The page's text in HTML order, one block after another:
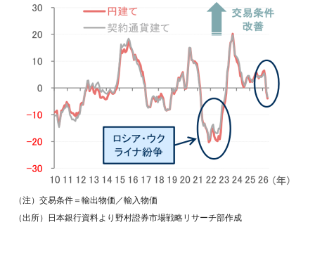
（注）交易条件＝輸出物価／輸入物価
（出所）日本銀行資料より野村證券市場戦略リサーチ部作成